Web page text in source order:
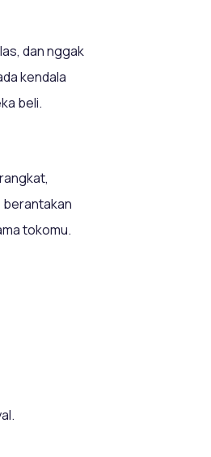
dan nggak
kendala
beli.
berantakan
tokomu.